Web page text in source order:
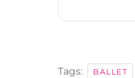
Tags: BALLET